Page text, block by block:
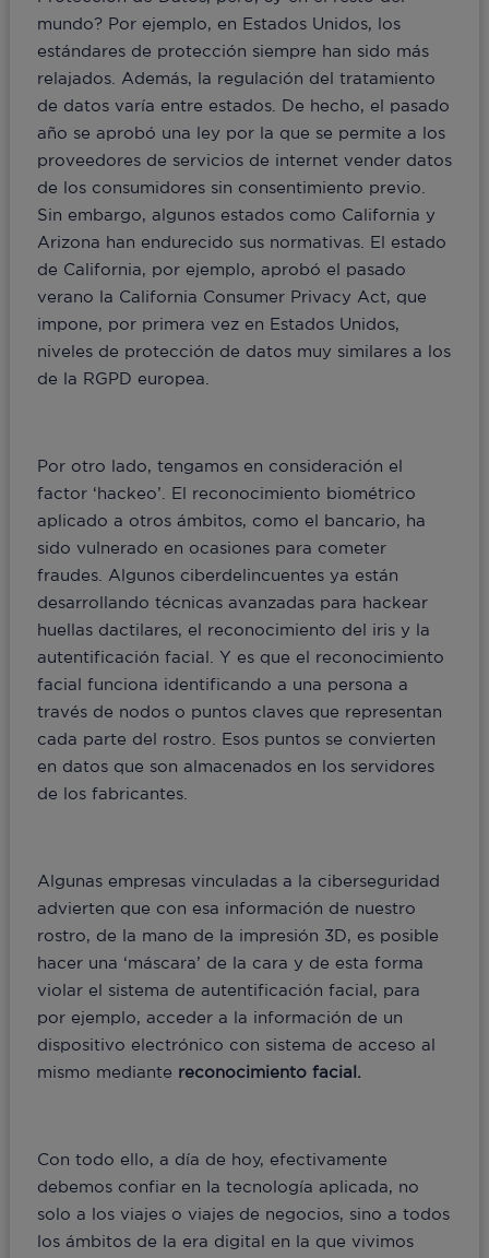
mundo? Por ejemplo, en Estados Unidos, los
estándares de protección siempre han sido más
relajados. Además, la regulación del tratamiento
de datos varía entre estados. De hecho, el pasado
año se aprobó una ley por la que se permite a los
proveedores de servicios de internet vender datos
de los consumidores sin consentimiento previo.
Sin embargo, algunos estados como California y
Arizona han endurecido sus normativas. El estado
de California, por ejemplo, aprobó el pasado
verano la California Consumer Privacy Act, que
impone, por primera vez en Estados Unidos,
niveles de protección de datos muy similares a los
de la RGPD europea.
Por otro lado, tengamos en consideración el
factor ‘hackeo’. El reconocimiento biométrico
aplicado a otros ámbitos, como el bancario, ha
sido vulnerado en ocasiones para cometer
fraudes. Algunos ciberdelincuentes ya están
desarrollando técnicas avanzadas para hackear
huellas dactilares, el reconocimiento del iris y la
autentificación facial. Y es que el reconocimiento
facial funciona identificando a una persona a
través de nodos o puntos claves que representan
cada parte del rostro. Esos puntos se convierten
en datos que son almacenados en los servidores
de los fabricantes.
Algunas empresas vinculadas a la ciberseguridad
advierten que con esa información de nuestro
rostro, de la mano de la impresión 3D, es posible
hacer una ‘máscara’ de la cara y de esta forma
violar el sistema de autentificación facial, para
por ejemplo, acceder a la información de un
dispositivo electrónico con sistema de acceso al
mismo mediante reconocimiento facial.
Con todo ello, a día de hoy, efectivamente
debemos confiar en la tecnología aplicada, no
solo a los viajes o viajes de negocios, sino a todos
los ámbitos de la era digital en la que vivimos